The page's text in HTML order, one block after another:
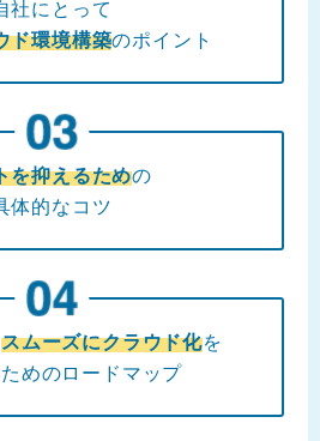
社にとって
ド環境構築のポイント
を抑えるための
体的なコツ
スムーズにクラウド化を
めのロードマップ